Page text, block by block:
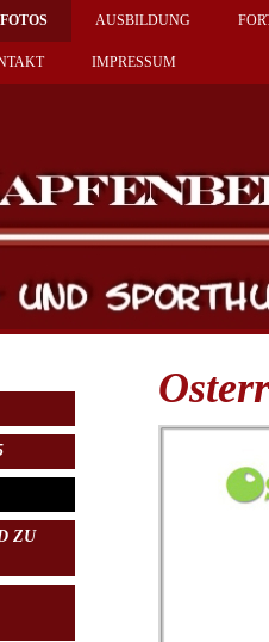
FOTOS AUSBILDUNG
IMPRESSUM
ZU